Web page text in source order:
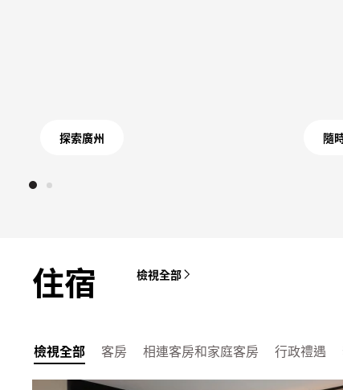
探索廣州 隨
住宿 檢視全部
檢視全部 客房 相連客房和家庭客房 行政禮遇